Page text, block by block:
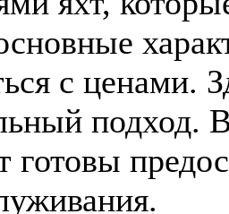
с ценами.
подход.
готовы